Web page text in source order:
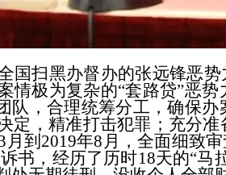
扫黑办督办的张远锋恶势
情极为复杂的“套路贷”恶
队，合理统筹分工，确保
定，精准打击犯罪；充分
到2019年8月，全面细致
书，经历了历时18天的“